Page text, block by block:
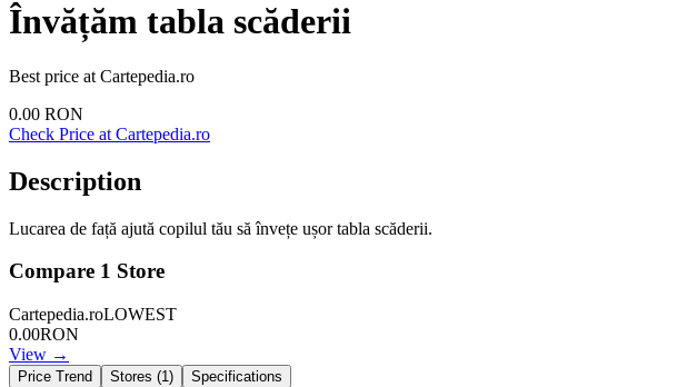
Învățăm tabla scăderii
Best price at Cartepedia.ro
0.00 RON
Check Price at Cartepedia.ro
Description
Lucarea de față ajută copilul tău să învețe ușor tabla scăderii.
Compare 1 Store
Cartepedia.roLOWEST
0.00RON
View →
Price Trend Stores (1) Specifications